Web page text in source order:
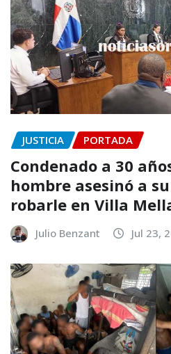
JUSTICIA PORTADA
Condenado a 30
hombre asesinó a
robarle en Villa
Julio Benzant Jul 23,